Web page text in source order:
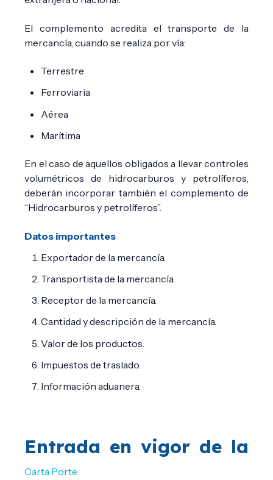
El complemento acredita el transporte de la
mercancía, cuando se realiza por vía:
Terrestre
Ferroviaria
Aérea
Marítima
En el caso de aquellos obligados a llevar controles
volumétricos de hidrocarburos y petrolíferos,
deberán incorporar también el complemento de
“Hidrocarburos y petrolíferos”.
Datos importantes
Exportador de la mercancía.
Transportista de la mercancía.
Receptor de la mercancía.
Cantidad y descripción de la mercancía.
Valor de los productos.
Impuestos de traslado.
Información aduanera.
Entrada en vigor de la
Carta Porte